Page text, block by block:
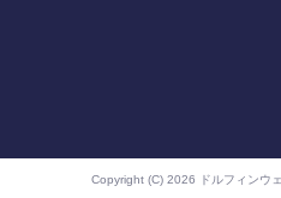
Copyright (C) 2026 ドルフィンウ